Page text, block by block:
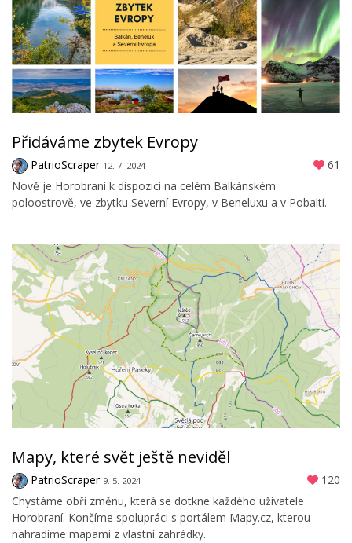
Přidáváme zbytek Evropy
PatrioScraper 12. 7. 2024
61
Nově je Horobraní k dispozici na celém Balkánském
poloostrově, ve zbytku Severní Evropy, v Beneluxu a v Pobaltí.
Mapy, které svět ještě neviděl
PatrioScraper 9. 5. 2024
120
Chystáme obří změnu, která se dotkne každého uživatele
Horobraní. Končíme spolupráci s portálem Mapy.cz, kterou
nahradíme mapami z vlastní zahrádky.